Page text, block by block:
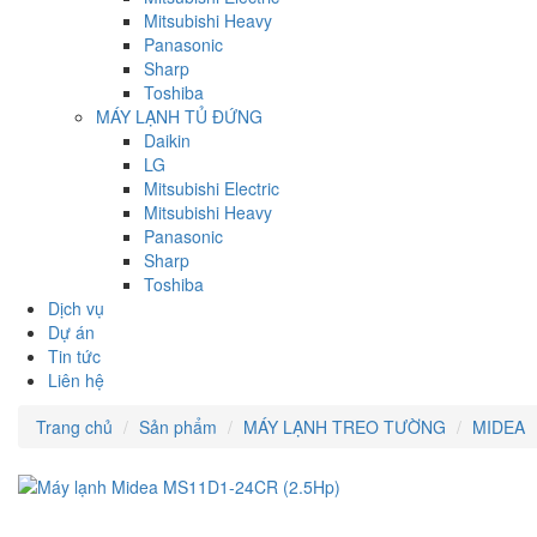
Mitsubishi Heavy
Panasonic
Sharp
Toshiba
MÁY LẠNH TỦ ĐỨNG
Daikin
LG
Mitsubishi Electric
Mitsubishi Heavy
Panasonic
Sharp
Toshiba
Dịch vụ
Dự án
Tin tức
Liên hệ
Trang chủ
Sản phẩm MÁY LẠNH TREO TƯỜNG MIDEA